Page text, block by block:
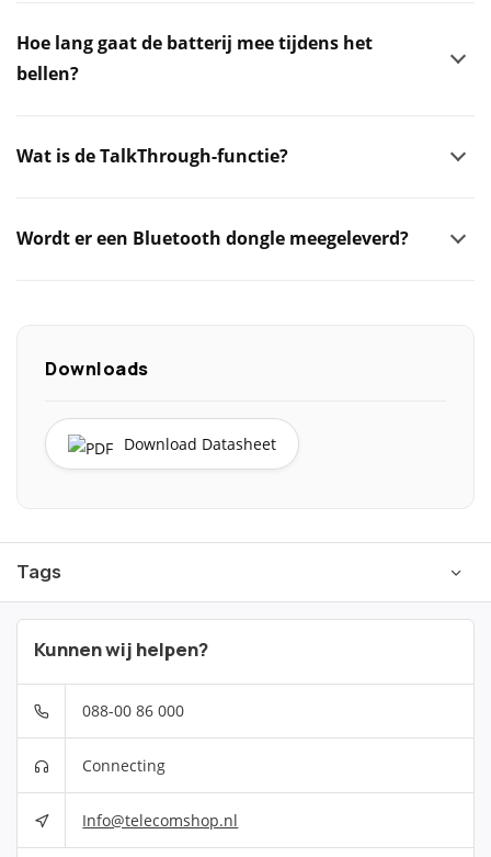
Hoe lang gaat de batterij mee tijdens het
bellen?
Wat is de TalkThrough-functie?
Wordt er een Bluetooth dongle meegeleverd?
Downloads
Download Datasheet
Tags
Kunnen wij helpen?
088-00 86 000
Connecting
Info@telecomshop.nl